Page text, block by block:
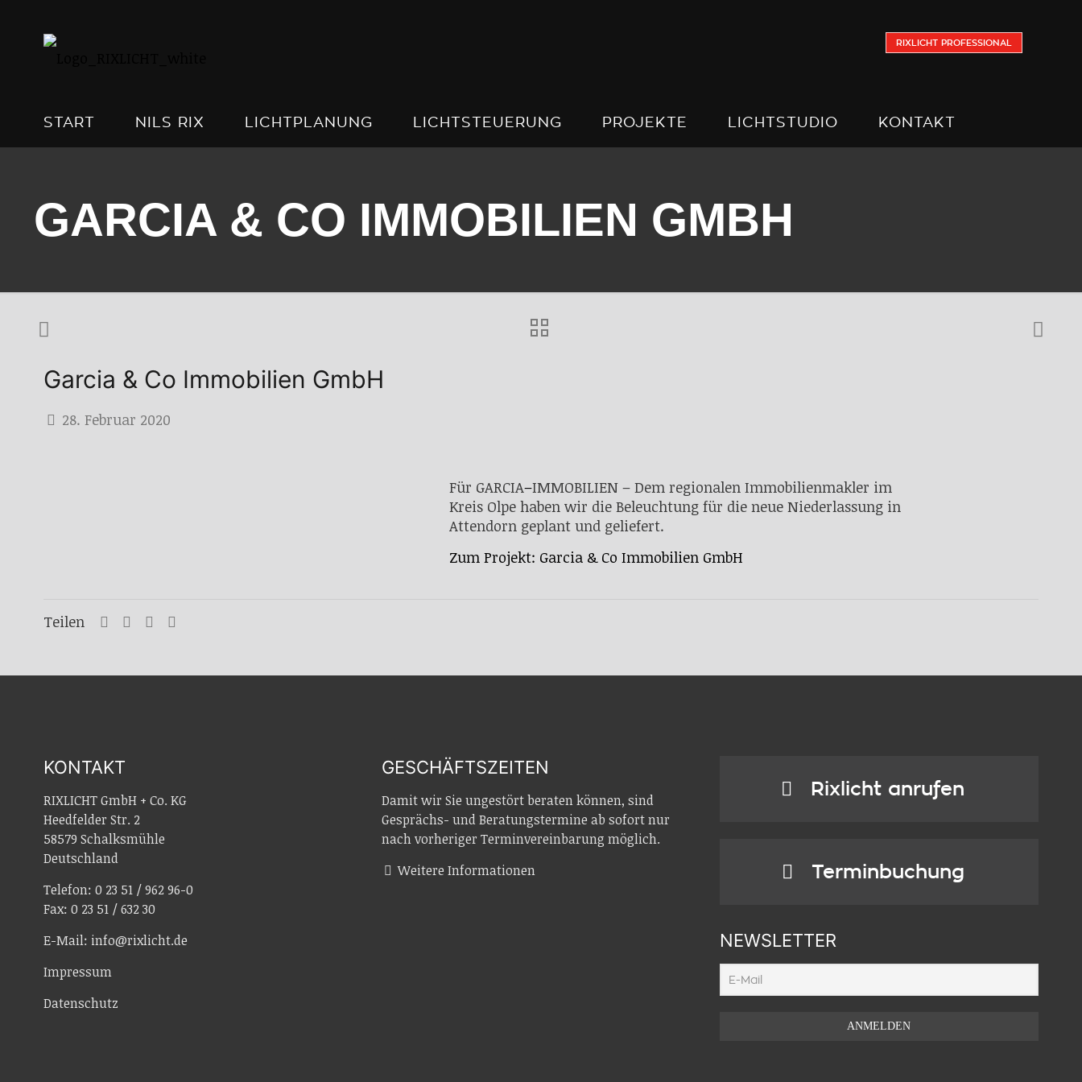
START NILS RIX LICHTPLANUNG LICHTSTEUERUNG PROJEKTE LICHTSTUDIO KONTAKT
RIXLICHT PROFESSIONAL
GARCIA & CO IMMOBILIEN GMBH
Garcia & Co Immobilien GmbH
28. Februar 2020
Für GARCIA–IMMOBILIEN – Dem regionalen Immobilienmakler im
Kreis Olpe haben wir die Beleuchtung für die neue Niederlassung in
Attendorn geplant und geliefert.
Zum Projekt: Garcia & Co Immobilien GmbH
Teilen
KONTAKT
RIXLICHT GmbH + Co. KG
Heedfelder Str. 2
58579 Schalksmühle
Deutschland
Telefon: 0 23 51 / 962 96-0
Fax: 0 23 51 / 632 30
E-Mail: info@rixlicht.de
Impressum
Datenschutz
GESCHÄFTSZEITEN
Damit wir Sie ungestört beraten können, sind
Gesprächs- und Beratungstermine ab sofort nur
nach vorheriger Terminvereinbarung möglich.
Weitere Informationen
Rixlicht anrufen
Terminbuchung
NEWSLETTER